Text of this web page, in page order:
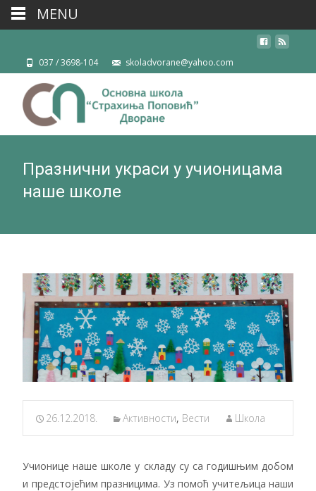
037 / 3698-104 skoladvorane@yahoo.com
Празнични украси у учионицама
наше школе
26.12.2018. Активности, Вести Школа
Учионице наше школе у складу су са годишњим добом
и предстојећим празницима. Уз помоћ учитељица наши
MENU